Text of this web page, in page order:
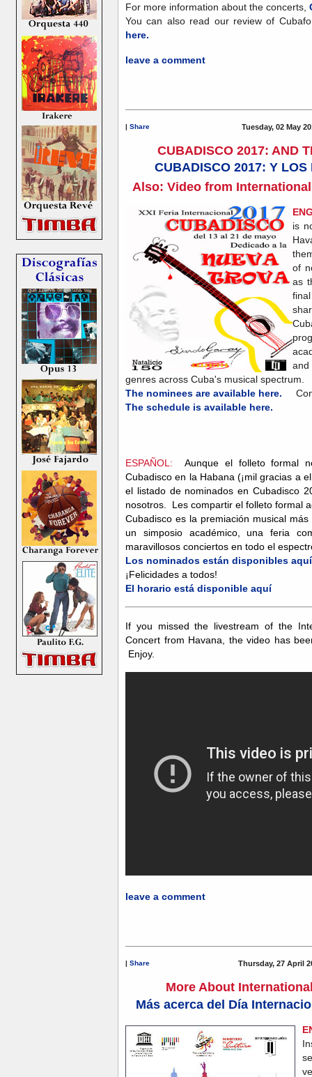
For more information about the concerts,
You can also read our review of
here.
leave a comment
| Share Tuesday, 02 May
CUBADISCO 2017: AND
CUBADISCO 2017: Y LOS
Also: Video from
is
of
as
and
genres across Cuba's musical spectrum.
The nominees are available here.
The schedule is available here.
ESPAÑOL:Aunque el folleto formal
Cubadisco en la Habana (¡mil gracias a
el listado de nominados en Cubadisco
nosotros. Les compartir el folleto formal
Cubadisco es la premiación musical
un simposio académico, una feria
maravillosos conciertos en todo el
Los nominados están disponibles aquí
¡Felicidades a todos!
El horario está disponible aquí
If you missed the livestream of the
Concert from Havana, the video has
Enjoy.
leave a comment
| Share Thursday, 27 April
More About
Más acerca del Día